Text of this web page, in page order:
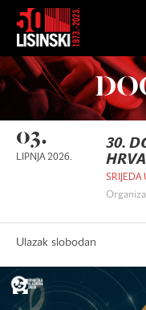
03.
LIPNJA 2026.
30.
SRIJEDA
Ulazak slobodan